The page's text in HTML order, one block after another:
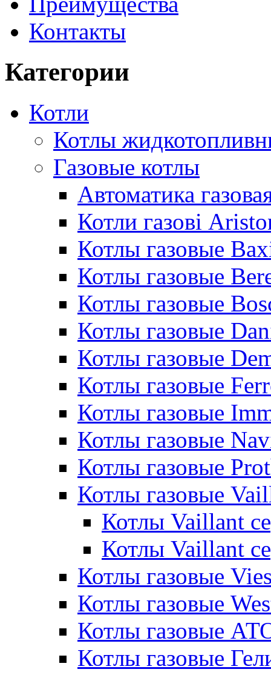
Контакты
Категории
Котли
Котлы
Газовые котлы
Автоматика
Котли газові
Котлы газовые
Котлы газовые
Котлы газовые
Котлы газовые
Котлы газовые
Котлы газовые
Котлы газовые
Котлы газовые
Котлы газовые
Котлы газовые
Котлы Vaillant
Котлы Vaillant
Котлы газовые
Котлы газовые
Котлы газовые
Котлы газовые